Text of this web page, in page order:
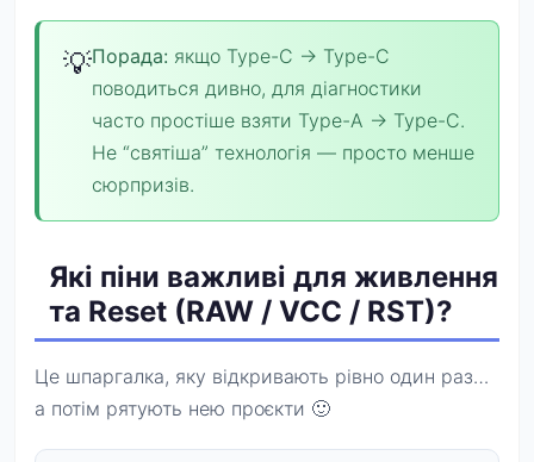
Порада: якщо Type-C → Type-C
поводиться дивно, для діагностики
часто простіше взяти Type-A → Type-C.
Не “святіша” технологія — просто менше
сюрпризів.
Які піни важливі для живлення
та Reset (RAW / VCC / RST)?
Це шпаргалка, яку відкривають рівно один раз…
а потім рятують нею проєкти 🙂